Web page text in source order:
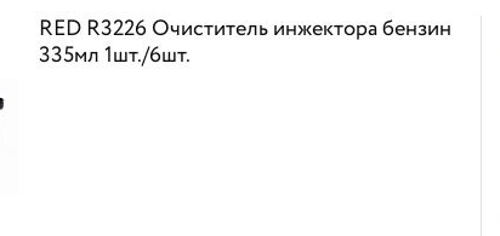
RED R3226 Очиститель инжектора бензин
335мл 1шт./6шт.